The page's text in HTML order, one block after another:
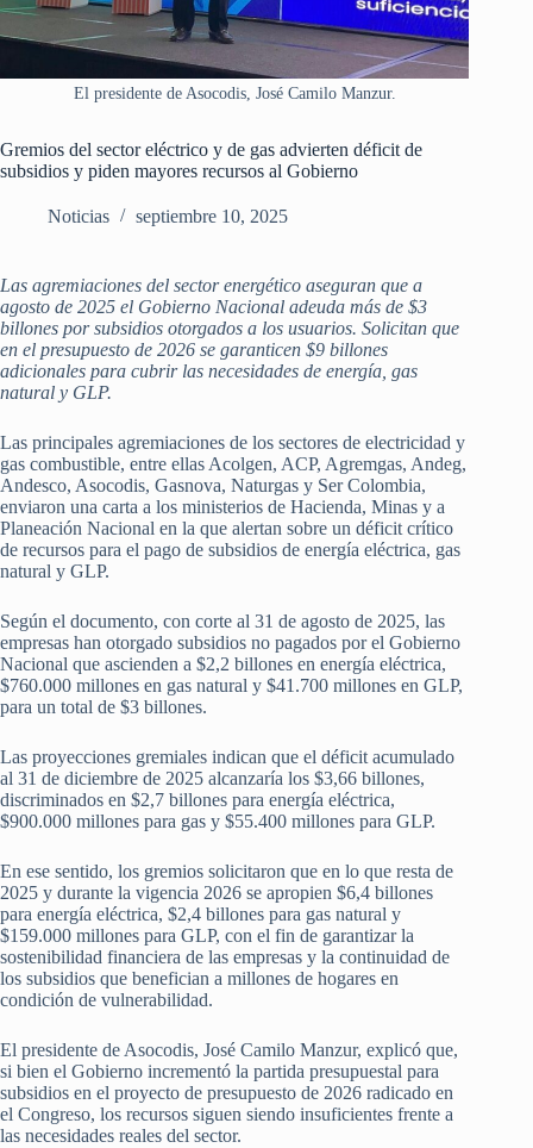
El presidente de Asocodis, José Camilo Manzur.
Gremios del sector eléctrico y de gas advierten déficit de
subsidios y piden mayores recursos al Gobierno
Noticias septiembre 10, 2025
Las agremiaciones del sector energético aseguran que a
agosto de 2025 el Gobierno Nacional adeuda más de $3
billones por subsidios otorgados a los usuarios. Solicitan que
en el presupuesto de 2026 se garanticen $9 billones
adicionales para cubrir las necesidades de energía, gas
natural y GLP.
Las principales agremiaciones de los sectores de electricidad y
gas combustible, entre ellas Acolgen, ACP, Agremgas, Andeg,
Andesco, Asocodis, Gasnova, Naturgas y Ser Colombia,
enviaron una carta a los ministerios de Hacienda, Minas y a
Planeación Nacional en la que alertan sobre un déficit crítico
de recursos para el pago de subsidios de energía eléctrica, gas
natural y GLP.
Según el documento, con corte al 31 de agosto de 2025, las
empresas han otorgado subsidios no pagados por el Gobierno
Nacional que ascienden a $2,2 billones en energía eléctrica,
$760.000 millones en gas natural y $41.700 millones en GLP,
para un total de $3 billones.
Las proyecciones gremiales indican que el déficit acumulado
al 31 de diciembre de 2025 alcanzaría los $3,66 billones,
discriminados en $2,7 billones para energía eléctrica,
$900.000 millones para gas y $55.400 millones para GLP.
En ese sentido, los gremios solicitaron que en lo que resta de
2025 y durante la vigencia 2026 se apropien $6,4 billones
para energía eléctrica, $2,4 billones para gas natural y
$159.000 millones para GLP, con el fin de garantizar la
sostenibilidad financiera de las empresas y la continuidad de
los subsidios que benefician a millones de hogares en
condición de vulnerabilidad.
El presidente de Asocodis, José Camilo Manzur, explicó que,
si bien el Gobierno incrementó la partida presupuestal para
subsidios en el proyecto de presupuesto de 2026 radicado en
el Congreso, los recursos siguen siendo insuficientes frente a
las necesidades reales del sector.